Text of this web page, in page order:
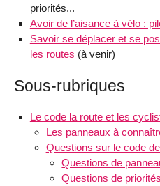
priorités...
Avoir de l’aisance à vélo :
Savoir se déplacer et se
les routes (à venir)
Sous-rubriques
Le code la route et les
Les panneaux à
Questions sur le code
Questions de
Questions de priorités